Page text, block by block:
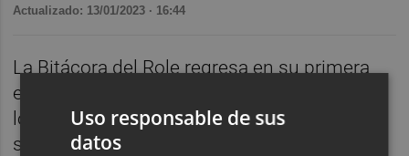
Actualizado: 13/01/2023 · 16:44
La Bitácora del Role regresa en su primera
emisión de este 2023 amarrando en uno de
los mayores acontecimientos del año: la
salida de The Ocean Race desde Alicante,
Uso responsable de sus
datos